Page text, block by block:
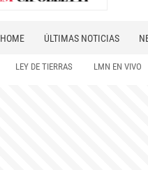
HOME ÚLTIMAS NOTICIAS
LEY DE TIERRAS LMN EN VIVO